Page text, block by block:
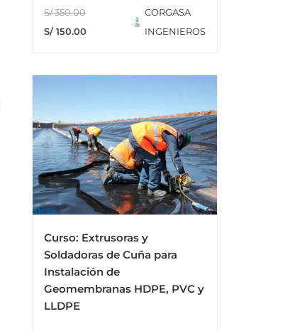
S/ 350.00
S/ 150.00
CORGASA
INGENIEROS
Curso: Extrusoras y
Soldadoras de Cuña para
Instalación de
Geomembranas HDPE, PVC y
LLDPE